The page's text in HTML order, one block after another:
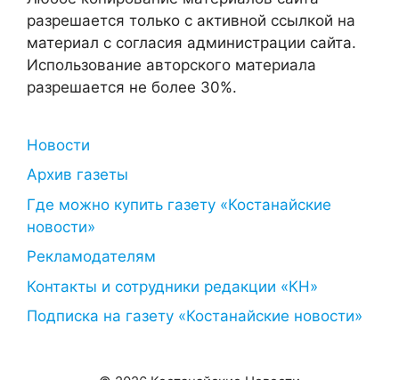
разрешается только с активной ссылкой на
материал с согласия администрации сайта.
Использование авторского материала
разрешается не более 30%.
Новости
Архив газеты
Где можно купить газету «Костанайские
новости»
Рекламодателям
Контакты и сотрудники редакции «КН»
Подписка на газету «Костанайские новости»